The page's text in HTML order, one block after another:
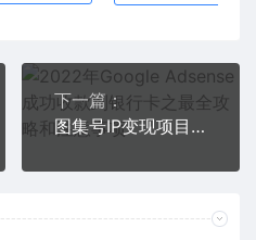
下一篇：
图集号IP变现项目：从0到1打造一个能赚钱的图集号IP